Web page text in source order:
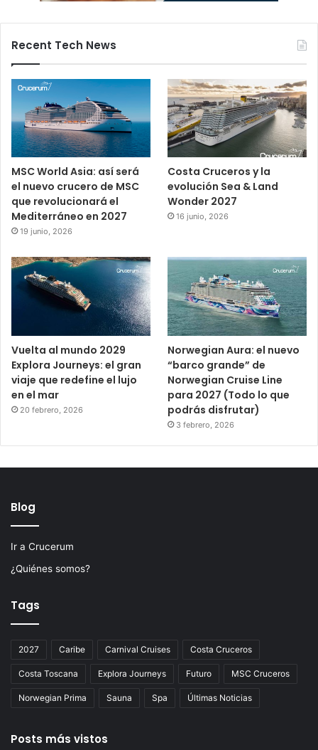
Recent Tech News
MSC World Asia: así será
el nuevo crucero de MSC
que revolucionará el
Mediterráneo en 2027
19 junio, 2026
Costa Cruceros y la
evolución Sea & Land
Wonder 2027
16 junio, 2026
Vuelta al mundo 2029
Explora Journeys: el gran
viaje que redefine el lujo
en el mar
20 febrero, 2026
Norwegian Aura: el nuevo
“barco grande” de
Norwegian Cruise Line
para 2027 (Todo lo que
podrás disfrutar)
3 febrero, 2026
Blog
Ir a Crucerum
¿Quiénes somos?
Tags
2027 Caribe Carnival Cruises Costa Cruceros
Costa Toscana Explora Journeys Futuro MSC Cruceros
Norwegian Prima Sauna Spa Últimas Noticias
Posts más vistos